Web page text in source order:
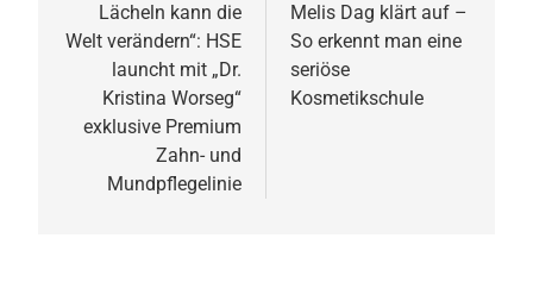
Lächeln kann die
Welt verändern“: HSE
launcht mit „Dr.
Kristina Worseg“
exklusive Premium
Zahn- und
Mundpflegelinie
Melis Dag klärt auf –
So erkennt man eine
seriöse
Kosmetikschule